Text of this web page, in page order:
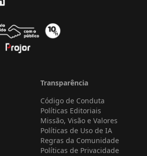
Transparência
Código de Conduta
Políticas Editoriais
Missão, Visão e Valores
Políticas de Uso de IA
Regras da Comunidade
Políticas de Privacidade